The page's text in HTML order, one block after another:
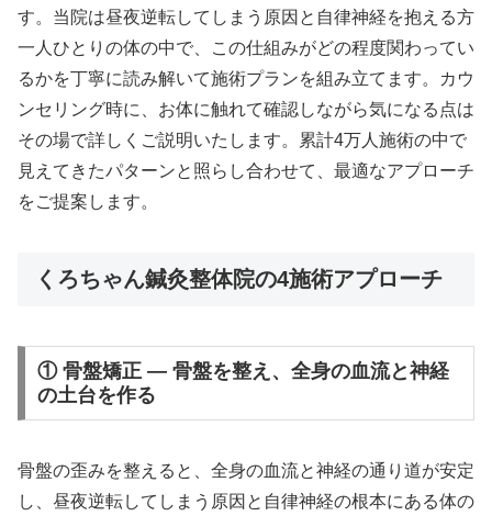
す。当院は昼夜逆転してしまう原因と自律神経を抱える方
一人ひとりの体の中で、この仕組みがどの程度関わってい
るかを丁寧に読み解いて施術プランを組み立てます。カウ
ンセリング時に、お体に触れて確認しながら気になる点は
その場で詳しくご説明いたします。累計4万人施術の中で
見えてきたパターンと照らし合わせて、最適なアプローチ
をご提案します。
くろちゃん鍼灸整体院の4施術アプローチ
① 骨盤矯正 — 骨盤を整え、全身の血流と神経
の土台を作る
骨盤の歪みを整えると、全身の血流と神経の通り道が安定
し、昼夜逆転してしまう原因と自律神経の根本にある体の